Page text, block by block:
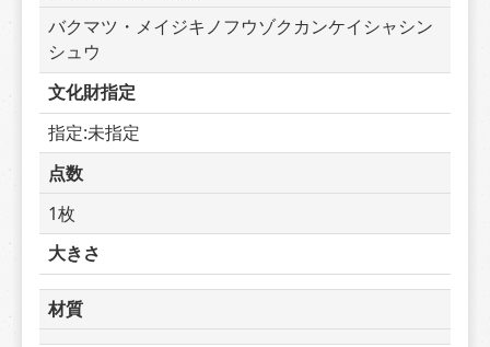
バクマツ・メイジキノフウゾクカンケイシャシン
シュウ
文化財指定
指定:未指定
点数
1枚
大きさ
材質